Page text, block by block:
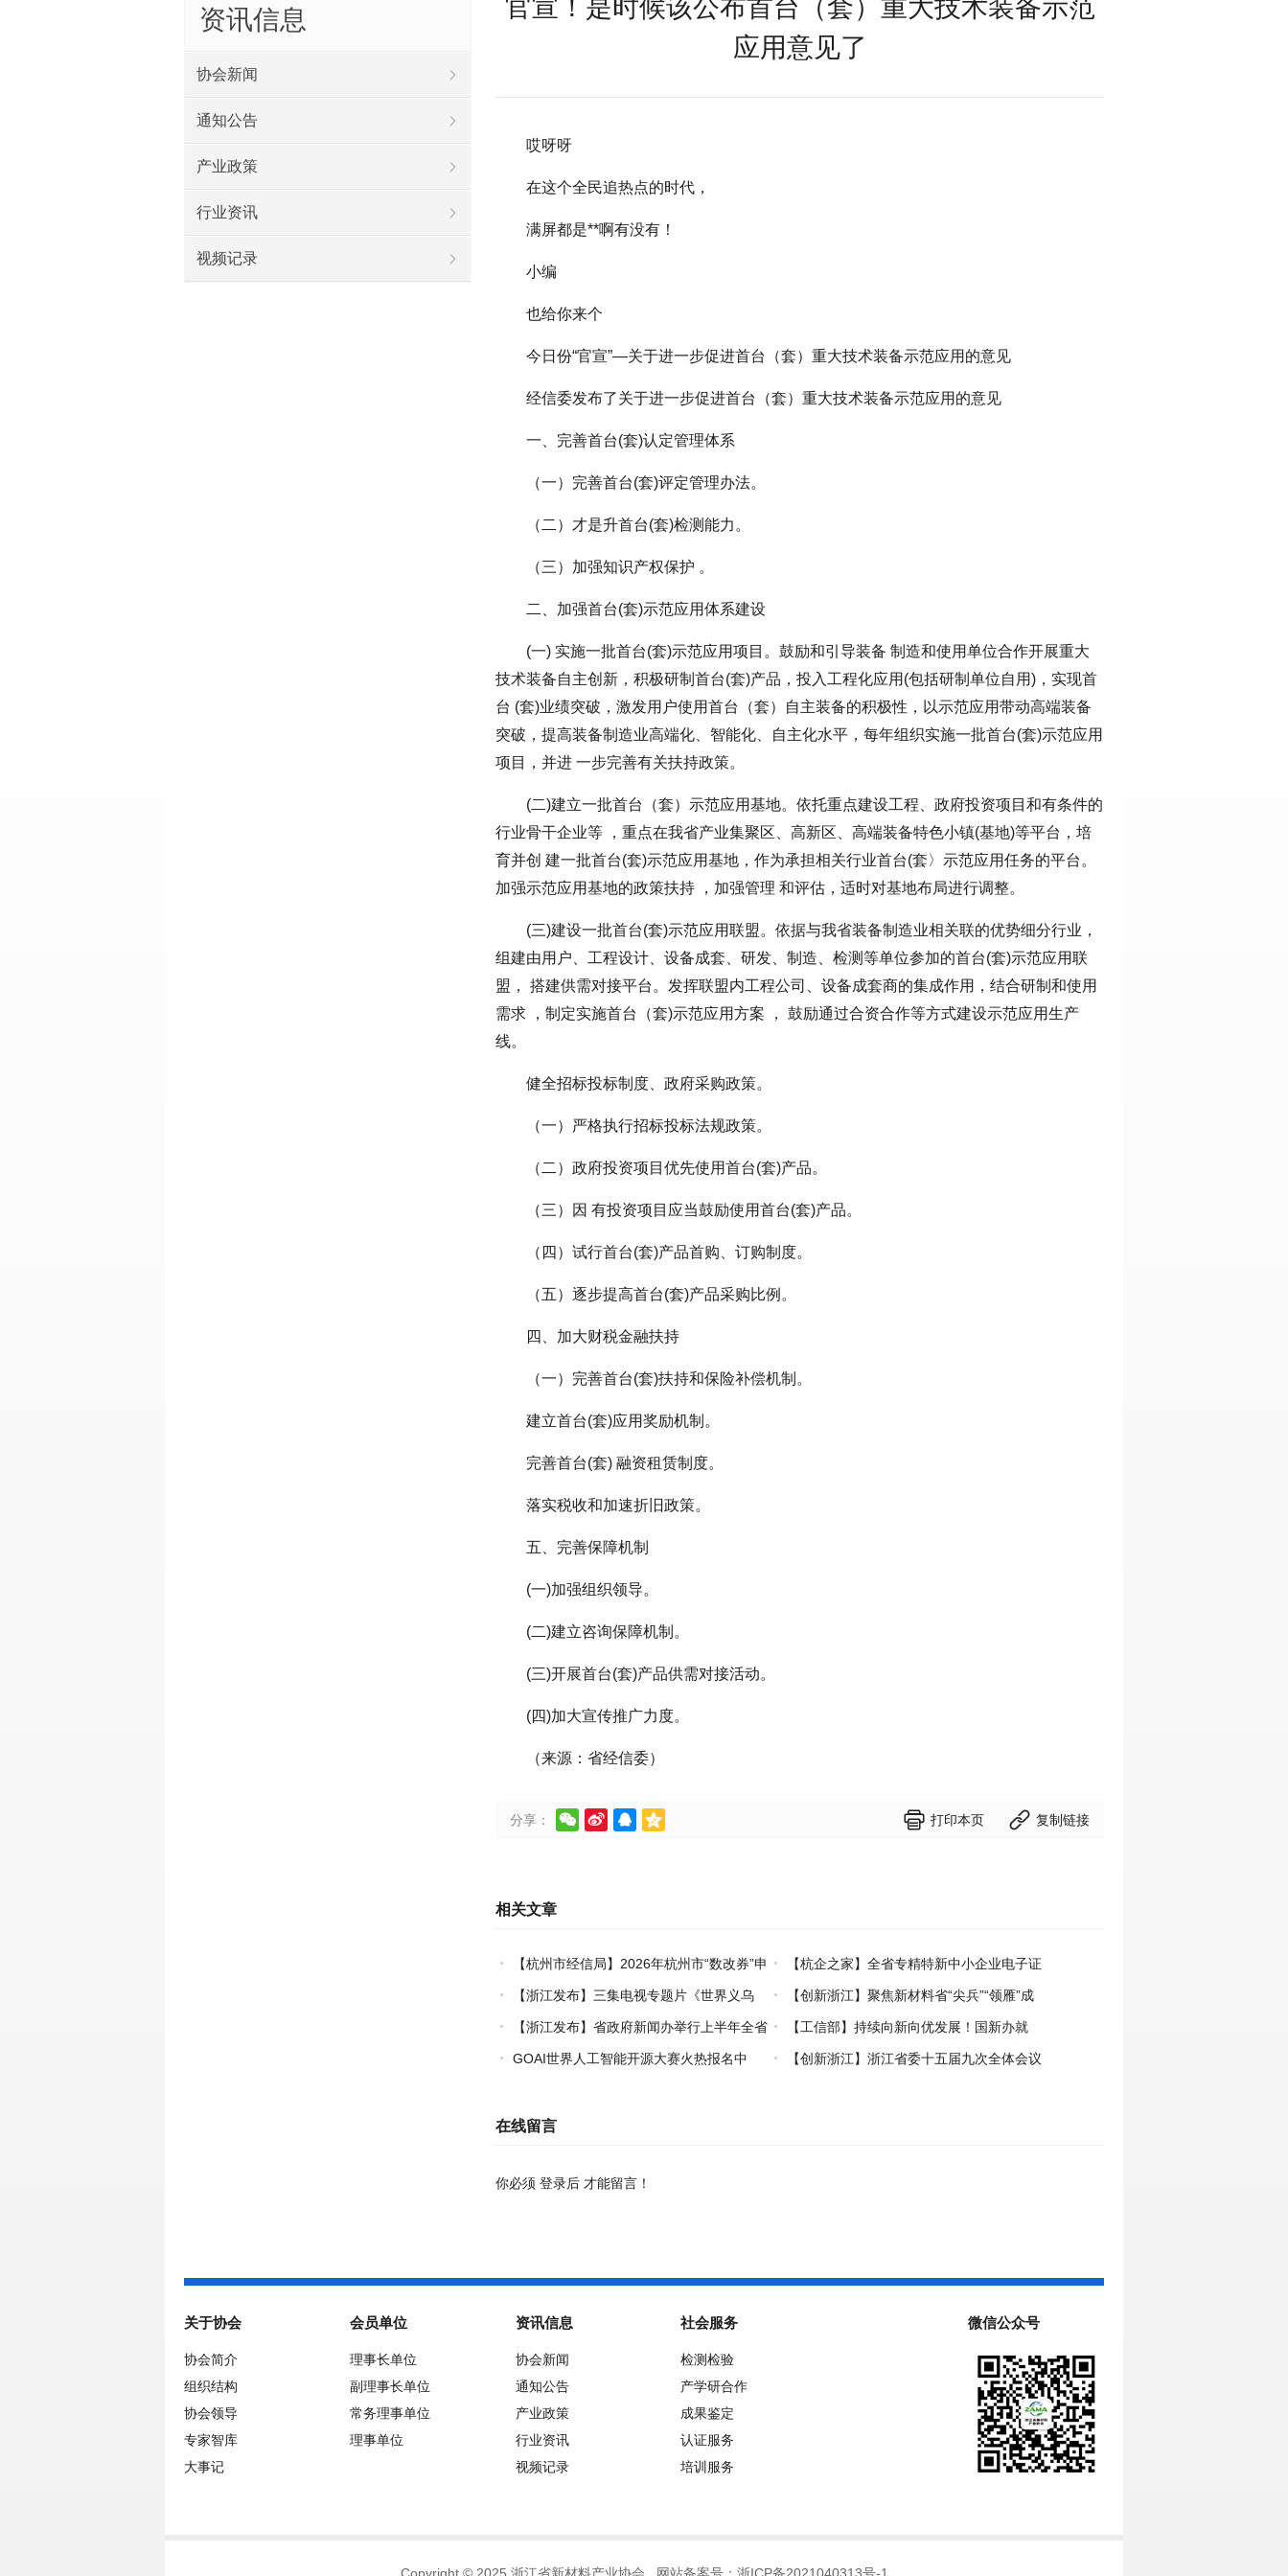
官宣！是时候该公布首台（套）重大技术装备示范
应用意见了
哎呀呀
在这个全民追热点的时代，
满屏都是**啊有没有！
小编
也给你来个
今日份“官宣”—关于进一步促进首台（套）重大技术装备示范应用的意见
经信委发布了关于进一步促进首台（套）重大技术装备示范应用的意见
一、完善首台(套)认定管理体系
（一）完善首台(套)评定管理办法。
（二）才是升首台(套)检测能力。
（三）加强知识产权保护 。
二、加强首台(套)示范应用体系建设
(一) 实施一批首台(套)示范应用项目。鼓励和引导装备 制造和使用单位合作开展重大
技术装备自主创新，积极研制首台(套)产品，投入工程化应用(包括研制单位自用)，实现首
台 (套)业绩突破，激发用户使用首台（套）自主装备的积极性，以示范应用带动高端装备
突破，提高装备制造业高端化、智能化、自主化水平，每年组织实施一批首台(套)示范应用
项目，并进 一步完善有关扶持政策。
(二)建立一批首台（套）示范应用基地。依托重点建设工程、政府投资项目和有条件的
行业骨干企业等 ，重点在我省产业集聚区、高新区、高端装备特色小镇(基地)等平台，培
育并创 建一批首台(套)示范应用基地，作为承担相关行业首台(套〉示范应用任务的平台。
加强示范应用基地的政策扶持 ，加强管理 和评估，适时对基地布局进行调整。
(三)建设一批首台(套)示范应用联盟。依据与我省装备制造业相关联的优势细分行业，
组建由用户、工程设计、设备成套、研发、制造、检测等单位参加的首台(套)示范应用联
盟， 搭建供需对接平台。发挥联盟内工程公司、设备成套商的集成作用，结合研制和使用
需求 ，制定实施首台（套)示范应用方案 ， 鼓励通过合资合作等方式建设示范应用生产
线。
健全招标投标制度、政府采购政策。
（一）严格执行招标投标法规政策。
（二）政府投资项目优先使用首台(套)产品。
（三）因 有投资项目应当鼓励使用首台(套)产品。
（四）试行首台(套)产品首购、订购制度。
（五）逐步提高首台(套)产品采购比例。
四、加大财税金融扶持
（一）完善首台(套)扶持和保险补偿机制。
建立首台(套)应用奖励机制。
完善首台(套) 融资租赁制度。
落实税收和加速折旧政策。
五、完善保障机制
(一)加强组织领导。
(二)建立咨询保障机制。
(三)开展首台(套)产品供需对接活动。
(四)加大宣传推广力度。
（来源：省经信委）
分享：      打印本页  复制链接
相关文章
【杭州市经信局】2026年杭州市“数改券”申
领工作正式启动
【杭企之家】全省专精特新中小企业电子证
书申领通道正式开通
【浙江发布】三集电视专题片《世界义乌
——习近平关心引领义乌发展》热播上线
【创新浙江】聚焦新材料省“尖兵”“领雁”成
果：破茧化“丝” 细旦PPS纤维的国产突围战
【浙江发布】省政府新闻办举行上半年全省
经济运行情况新闻发布会
【工信部】持续向新向优发展！国新办就
2026年上半年工业和信息化发展情况举行新闻
GOAI世界人工智能开源大赛火热报名中
【创新浙江】浙江省委十五届九次全体会议
在线留言
你必须 登录后 才能留言！
资讯信息
协会新闻
通知公告
产业政策
行业资讯
视频记录
关于协会
协会简介
组织结构
协会领导
专家智库
大事记
会员单位
理事长单位
副理事长单位
常务理事单位
理事单位
资讯信息
协会新闻
通知公告
产业政策
行业资讯
视频记录
社会服务
检测检验
产学研合作
成果鉴定
认证服务
培训服务
微信公众号
Copyright © 2025 浙江省新材料产业协会 网站备案号： 浙ICP备2021040313号-1